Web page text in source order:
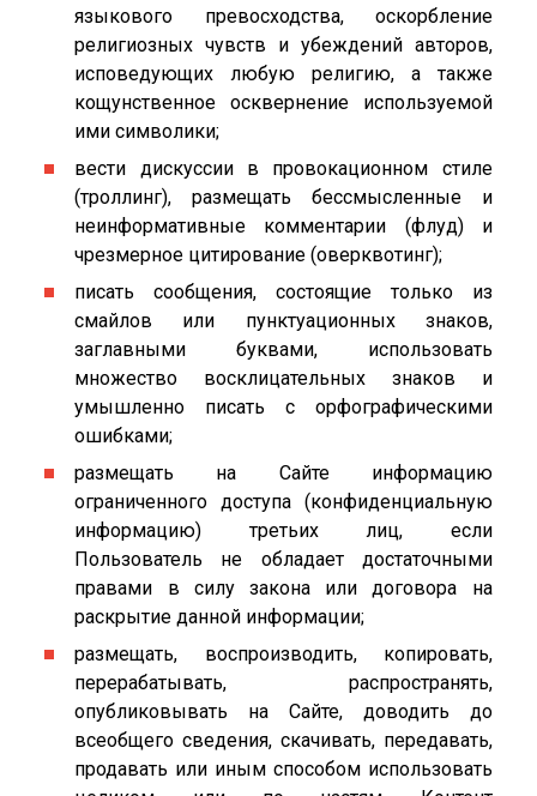
языкового превосходства, оскорбление
религиозных чувств и убеждений авторов,
исповедующих любую религию, а также
кощунственное осквернение используемой
ими символики;
вести дискуссии в провокационном стиле
(троллинг), размещать бессмысленные и
неинформативные комментарии (флуд) и
чрезмерное цитирование (оверквотинг);
писать сообщения, состоящие только из
смайлов или пунктуационных знаков,
заглавными буквами, использовать
множество восклицательных знаков и
умышленно писать с орфографическими
ошибками;
размещать на Сайте информацию
ограниченного доступа (конфиденциальную
информацию) третьих лиц, если
Пользователь не обладает достаточными
правами в силу закона или договора на
раскрытие данной информации;
размещать, воспроизводить, копировать,
перерабатывать, распространять,
опубликовывать на Сайте, доводить до
всеобщего сведения, скачивать, передавать,
продавать или иным способом использовать